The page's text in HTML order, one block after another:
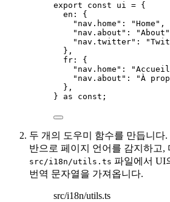
export const ui = {
en: {
" nav.home " : "Home " ,
" nav.about " : "About "
" nav.twitter" : "
},
fr: {
" nav.home " : "Accueil
" nav.about " : "À
},
} as const ;
두 개의 도우미 함수를 만듭니다.
반으로 페이지 언어를 감지하고,
src/i18n/utils.ts 파일에서 UI
번역 문자열을 가져옵니다.
src/i18n/utils.ts